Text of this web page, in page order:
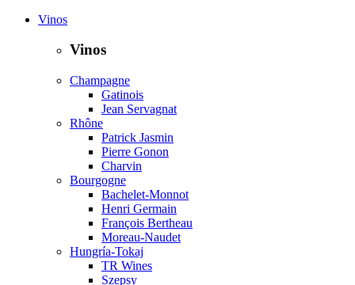
Vinos
Vinos
Champagne
Gatinois
Jean Servagnat
Rhône
Patrick Jasmin
Pierre Gonon
Charvin
Bourgogne
Bachelet-Monnot
Henri Germain
François Bertheau
Moreau-Naudet
Hungría-Tokaj
TR Wines
Szepsy